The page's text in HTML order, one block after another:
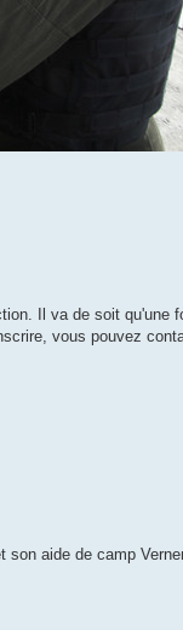
Il va de soit qu'une
vous pouvez
son aide de camp